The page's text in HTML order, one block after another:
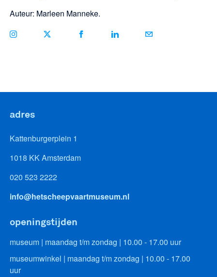
Auteur: Marleen Manneke.
adres
Kattenburgerplein 1
1018 KK Amsterdam
020 523 2222
info@hetscheepvaartmuseum.nl
openingstijden
museum | maandag t/m zondag | 10.00 - 17.00 uur
museumwinkel | maandag t/m zondag | 10.00 - 17.00
uur